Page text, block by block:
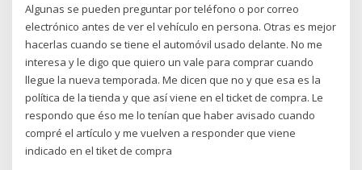
Algunas se pueden preguntar por teléfono o por correo
electrónico antes de ver el vehículo en persona. Otras es mejor
hacerlas cuando se tiene el automóvil usado delante. No me
interesa y le digo que quiero un vale para comprar cuando
llegue la nueva temporada. Me dicen que no y que esa es la
política de la tienda y que así viene en el ticket de compra. Le
respondo que éso me lo tenían que haber avisado cuando
compré el artículo y me vuelven a responder que viene
indicado en el tiket de compra